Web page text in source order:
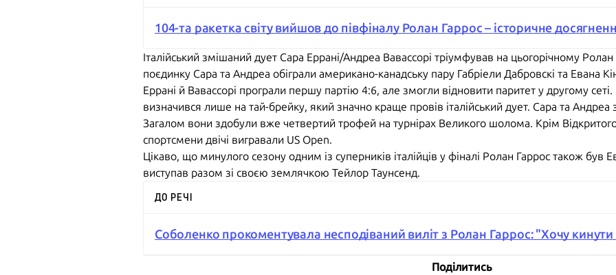
104-та ракетка світу вийшов до півфіналу Ролан Гаррос – історичне
Італійський змішаний дует Сара Еррані/Андреа Вавассорі тріумфував на цьогорічному
поєдинку Сара та Андреа обіграли американо-канадську пару Габріели Дабровскі та Евана
Еррані й Вавассорі програли першу партію 4:6, але змогли відновити паритет у другому
визначився лише на тай-брейку, який значно краще провів італійський дует. Сара та Андреа
Загалом вони здобули вже четвертий трофей на турнірах Великого шолома. Крім Відкритого
спортсмени двічі вигравали US Open.
Цікаво, що минулого сезону одним із суперників італійців у фіналі Ролан Гаррос також був
виступав разом зі своєю землячкою Тейлор Таунсенд.
ДО РЕЧІ
Соболенко прокоментувала несподіваний виліт з Ролан Гаррос: "Хочу кинути
Поділитись